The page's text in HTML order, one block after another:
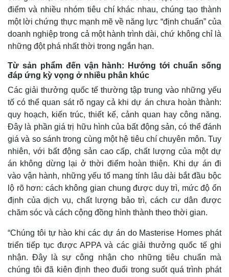
Kinh tế
Bất động sản
Khởi nghiệp
Thị trường
Giá vàng
Tiêu dùng
Tỷ giá
Chứng khoán
Giá cà phê
điểm và nhiều nhóm tiêu chí khác nhau, chúng tạo thành
một lời chứng thực mạnh mẽ về năng lực “định chuẩn” của
doanh nghiệp trong cả một hành trình dài, chứ không chỉ là
những đột phá nhất thời trong ngắn hạn.
Từ sản phẩm đến vận hành: Hướng tới chuẩn sống
đáp ứng kỳ vọng ở nhiều phân khúc
Các giải thưởng quốc tế thường tập trung vào những yếu
tố có thể quan sát rõ ngay cả khi dự án chưa hoàn thành:
quy hoạch, kiến trúc, thiết kế, cảnh quan hay công năng.
Đây là phần giá trị hữu hình của bất động sản, có thể đánh
giá và so sánh trong cùng một hệ tiêu chí chuyên môn. Tuy
nhiên, với bất động sản cao cấp, chất lượng của một dự
án không dừng lại ở thời điểm hoàn thiện. Khi dự án đi
vào vận hành, những yếu tố mang tính lâu dài bắt đầu bộc
lộ rõ hơn: cách không gian chung được duy trì, mức độ ổn
định của dịch vụ, chất lượng bảo trì, cách cư dân được
chăm sóc và cách cộng đồng hình thành theo thời gian.
“Chúng tôi tự hào khi các dự án do Masterise Homes phát
triển tiếp tục được APPA và các giải thưởng quốc tế ghi
nhận. Đây là sự công nhận cho những tiêu chuẩn mà
chúng tôi đã kiên định theo đuổi trong suốt quá trình phát